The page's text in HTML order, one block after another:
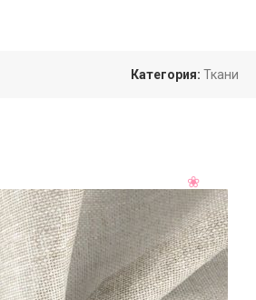
Категория: Ткани